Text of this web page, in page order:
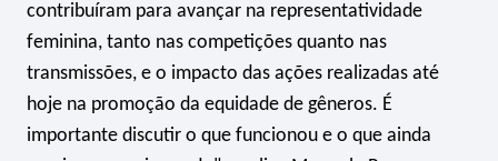
contribuíram para avançar na representatividade
feminina, tanto nas competições quanto nas
transmissões, e o impacto das ações realizadas até
hoje na promoção da equidade de gêneros. É
importante discutir o que funcionou e o que ainda